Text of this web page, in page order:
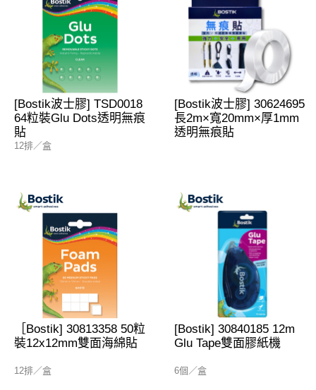
[Bostik波士膠] TSD0018
64粒裝Glu Dots透明無痕
貼
12排／盒
[Bostik波士膠] 30624695
長2m×寬20mm×厚1mm
透明無痕貼
［Bostik] 30813358 50粒
裝12x12mm雙面海綿貼
12排／盒
[Bostik] 30840185 12m
Glu Tape雙面膠紙機
6個／盒